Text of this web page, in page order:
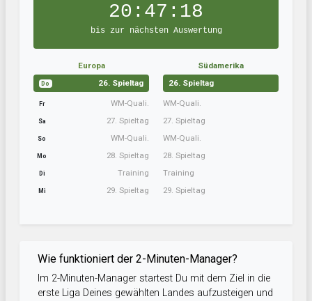
20:47:17
bis zur nächsten Auswertung
Europa
Do 26. Spieltag
Fr WM-Quali.
Sa 27. Spieltag
So WM-Quali.
Mo 28. Spieltag
Di Training
Mi 29. Spieltag
Südamerika
26. Spieltag
WM-Quali.
27. Spieltag
WM-Quali.
28. Spieltag
Training
29. Spieltag
Wie funktioniert der 2-Minuten-Manager?
Im 2-Minuten-Manager startest Du mit dem Ziel in die
erste Liga Deines gewählten Landes aufzusteigen und